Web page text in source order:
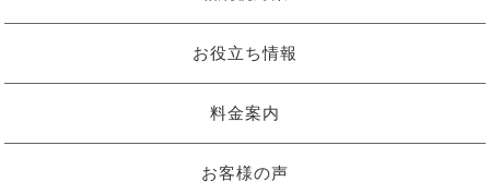
お役立ち情報
料金案内
お客様の声